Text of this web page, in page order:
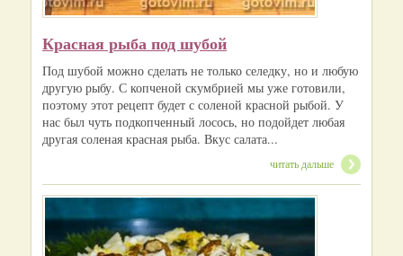
Красная рыба под шубой
Под шубой можно сделать не только селедку, но и любую
другую рыбу. С копченой скумбрией мы уже готовили,
поэтому этот рецепт будет с соленой красной рыбой. У
нас был чуть подкопченный лосось, но подойдет любая
другая соленая красная рыба. Вкус салата...
читать дальше